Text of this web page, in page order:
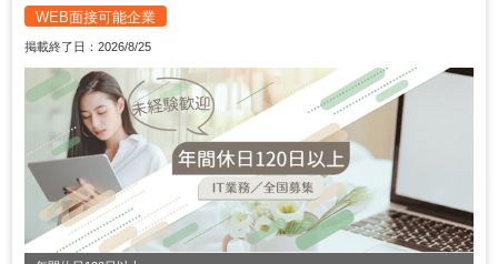
WEB面接可能企業
掲載終了日：2026/8/25